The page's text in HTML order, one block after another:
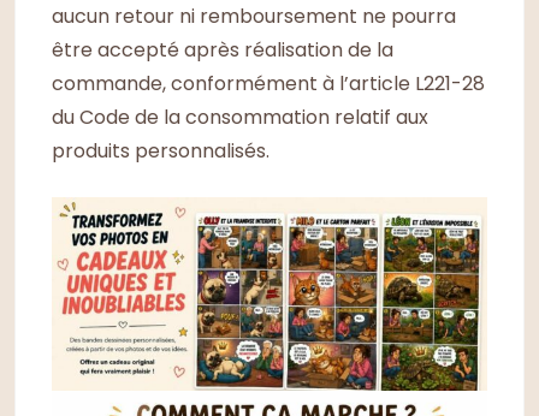
aucun retour ni remboursement ne pourra
être accepté après réalisation de la
commande, conformément à l’article L221-28
du Code de la consommation relatif aux
produits personnalisés.